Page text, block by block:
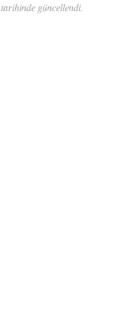
tarihinde güncellendi.